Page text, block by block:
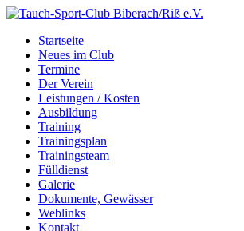
Startseite
Neues im Club
Termine
Der Verein
Leistungen / Kosten
Ausbildung
Training
Trainingsplan
Trainingsteam
Fülldienst
Galerie
Dokumente, Gewässer
Weblinks
Kontakt